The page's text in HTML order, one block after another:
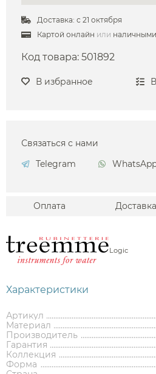
Доставка: с 21 октября
Картой онлайн или
Код товара: 501892
В избранное
Связаться с нами
Telegram
Оплата Доставка
Logic
Характеристики
Артикул
Материал
Производитель
Гарантия
Коллекция
Форма